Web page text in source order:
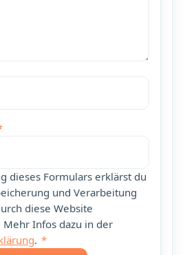
dieses Formulars erklärst du
und Verarbeitung
diese Website
Infos dazu in der
. *